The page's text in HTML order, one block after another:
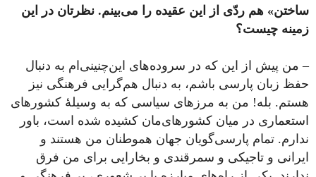
ساختن» هم ردّی از این عقیده را می‌بینم. نظرتان در این
زمینه چیست؟
– من پیش از این که در سروده‌های این‌چنینی‌ام به دنبال
حفظ زبان پارسی باشم، به دنبال هم‌گرایی فرهنگی نیز
هستم. بله! من به مرزهای سیاسی که به ‌وسیلۀ کشورهای
استعماری در میان کشورهای‌مان کشیده شده است، باور
ندارم. تمام پارسی‌گویان جهان هموطنان من هستند و
ایرانی و تاجیکی و سمرقندی و بخارایی برای من فرق